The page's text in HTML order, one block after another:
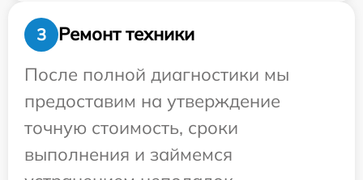
3
Ремонт техники
После полной диагностики мы
предоставим на утверждение
точную стоимость, сроки
выполнения и займемся